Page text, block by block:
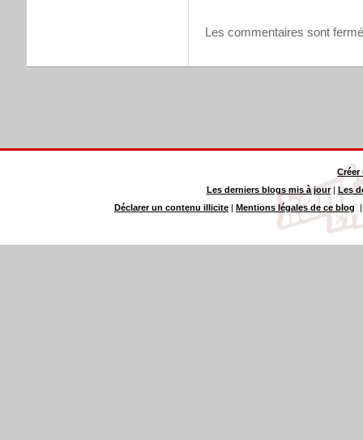
Les commentaires sont
Créer
Les derniers blogs mis à jour| Les
Déclarer un contenu illicite | Mentions légales de ce blog